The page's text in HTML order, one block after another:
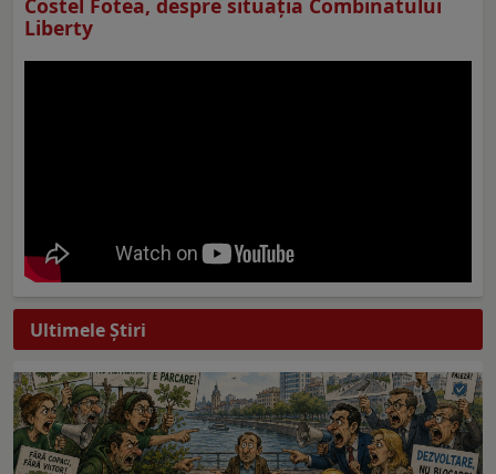
Liberty
Ultimele Ştiri